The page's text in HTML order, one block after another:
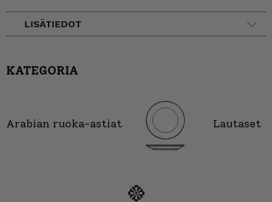
LISÄTIEDOT
KATEGORIA
Arabian ruoka-astiat Lautaset